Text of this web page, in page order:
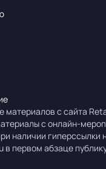
материалов с сайта
с онлайн-
наличии гиперссылки
в первом абзаце